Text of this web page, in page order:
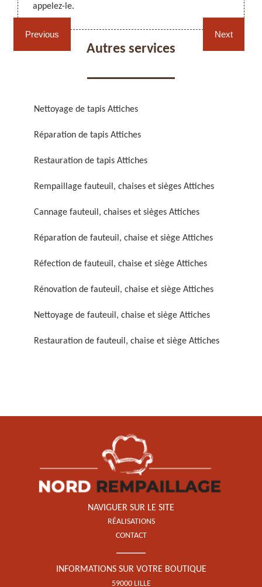
Rempaillage fauteuil,
chaises et sièges 59
Cannage fauteuil, chaises
et sièges 59
Réparation de fauteuil,
Réfection de fauteuil,
Rénovation de fauteuil,
chaise et siège 59
Nettoyage de fauteuil,
chaise et siège 59
Restauration de fauteuil,
chaise et siège 59
Previous
appelez-le.
Next
Autres services
Nettoyage de tapis Attiches
Réparation de tapis Attiches
Restauration de tapis Attiches
Rempaillage fauteuil, chaises et sièges Attiches
Cannage fauteuil, chaises et sièges Attiches
Réparation de fauteuil, chaise et siège Attiches
Réfection de fauteuil, chaise et siège Attiches
Rénovation de fauteuil, chaise et siège Attiches
Nettoyage de fauteuil, chaise et siège Attiches
Restauration de fauteuil, chaise et siège Attiches
NAVIGUER SUR LE SITE
RÉALISATIONS
CONTACT
INFORMATIONS SUR VOTRE BOUTIQUE
59000 LILLE